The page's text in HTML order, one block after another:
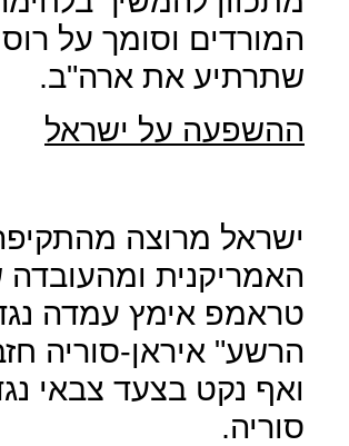
המורדים וסומך על
שתרתיע את ארה"ב.
ההשפעה על ישראל
ישראל מרוצה
האמריקנית
טראמפ אימץ עמדה
הרשע" איראן-סוריה
ואף נקט בצעד צבאי
סוריה.